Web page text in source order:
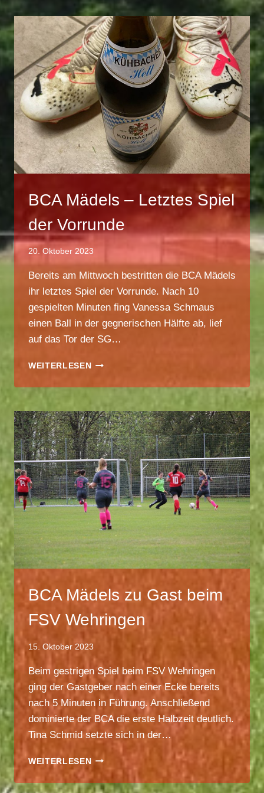
DIE
VORRUNDE
BCA Mädels – Letztes Spiel
der Vorrunde
20. Oktober 2023
Bereits am Mittwoch bestritten die BCA Mädels
ihr letztes Spiel der Vorrunde. Nach 10
gespielten Minuten fing Vanessa Schmaus
einen Ball in der gegnerischen Hälfte ab, lief
auf das Tor der SG…
WEITERLESENBCA
–
SPIEL
DER
VORRUNDE
BCA Mädels zu Gast beim
FSV Wehringen
15. Oktober 2023
Beim gestrigen Spiel beim FSV Wehringen
ging der Gastgeber nach einer Ecke bereits
nach 5 Minuten in Führung. Anschließend
dominierte der BCA die erste Halbzeit deutlich.
Tina Schmid setzte sich in der…
WEITERLESENBCA
MÄDELS
ZU